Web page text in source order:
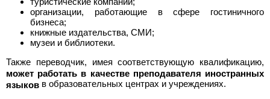
организации, работающие в сфере гостиничного
бизнеса;
книжные издательства, СМИ;
музеи и библиотеки.
Также переводчик, имея соответствующую квалификацию,
может работать в качестве преподавателя иностранных
языков в образовательных центрах и учреждениях.